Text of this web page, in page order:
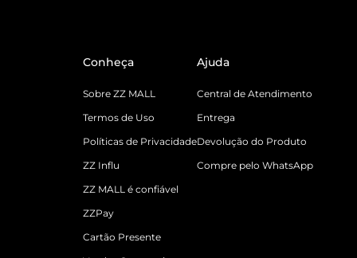
Conheça
Sobre ZZ MALL
Termos de Uso
Políticas de Privacidade
ZZ Influ
ZZ MALL é confiável
ZZPay
Cartão Presente
Ajuda
Central de Atendimento
Entrega
Devolução do Produto
Compre pelo WhatsApp